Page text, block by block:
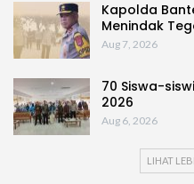
Kapolda
Menindak
Aug 7, 2026
70 Siswa-
2026
Aug 6, 2026
LIHAT